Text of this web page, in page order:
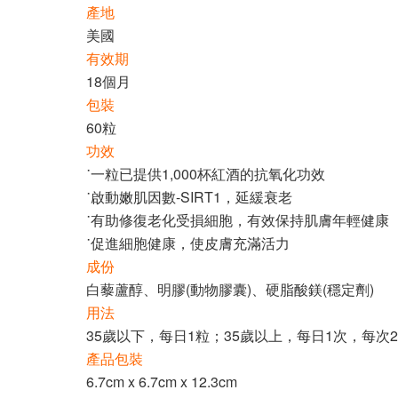
產地
美國
有效期
18個月
包裝
60粒
功效
˙一粒已提供1,000杯紅酒的抗氧化功效
˙啟動嫩肌因數-SIRT1，延緩衰老
˙有助修復老化受損細胞，有效保持肌膚年輕健康
˙促進細胞健康，使皮膚充滿活力
成份
白藜蘆醇、明膠(動物膠囊)、硬脂酸鎂(穩定劑)
用法
35歲以下，每日1粒；35歲以上，每日1次，每次
產品包裝
6.7cm x 6.7cm x 12.3cm